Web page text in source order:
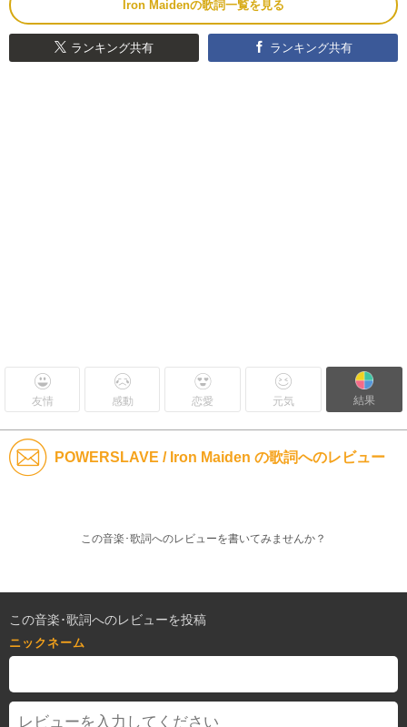
Iron Maidenの歌詞一覧を見る
ランキング共有 ランキング共有
友情 感動 恋愛 元気 結果
POWERSLAVE / Iron Maiden の歌詞へのレビュー
この音楽･歌詞へのレビューを書いてみませんか？
この音楽･歌詞へのレビューを投稿
ニックネーム